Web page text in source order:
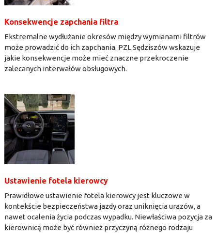
Konsekwencje zapchania filtra
Ekstremalne wydłużanie okresów między wymianami filtrów
może prowadzić do ich zapchania. PZL Sędziszów wskazuje
jakie konsekwencje może mieć znaczne przekroczenie
zalecanych interwałów obsługowych.
Ustawienie fotela kierowcy
Prawidłowe ustawienie fotela kierowcy jest kluczowe w
kontekście bezpieczeństwa jazdy oraz uniknięcia urazów, a
nawet ocalenia życia podczas wypadku. Niewłaściwa pozycja za
kierownicą może być również przyczyną różnego rodzaju